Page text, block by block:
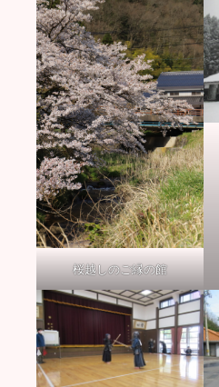
桜越しのご縁の館